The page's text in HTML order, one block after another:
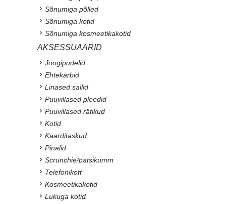
Sõnumiga põlled
Sõnumiga kotid
Sõnumiga kosmeetikakotid
AKSESSUAARID
Joogipudelid
Ehtekarbid
Linased sallid
Puuvillased pleedid
Puuvillased rätikud
Kotid
Kaarditaskud
Pinalid
Scrunchie/patsikumm
Telefonikott
Kosmeetikakotid
Lukuga kotid